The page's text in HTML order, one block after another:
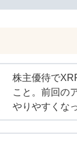
株主優待で
こと。前回の
やりやすくな